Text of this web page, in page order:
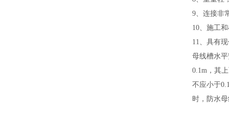
9、连接非
10、施工
11、具有
母线槽水
0.1m，其
不应小于
时，防水